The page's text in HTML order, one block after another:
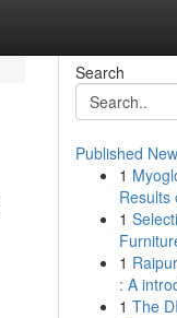
Search
Published
1
Results
1
1
: A
1 The